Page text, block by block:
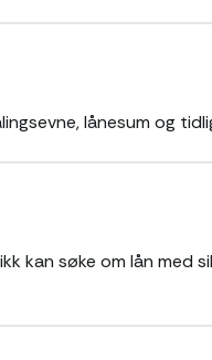
lånesum og
kan søke om lån med